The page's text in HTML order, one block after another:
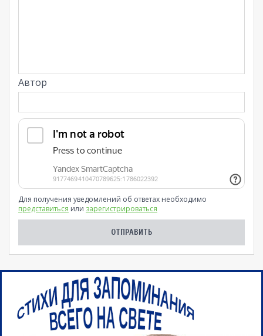
Автор
Для получения уведомлений об ответах необходимо
представиться или зарегистрироваться